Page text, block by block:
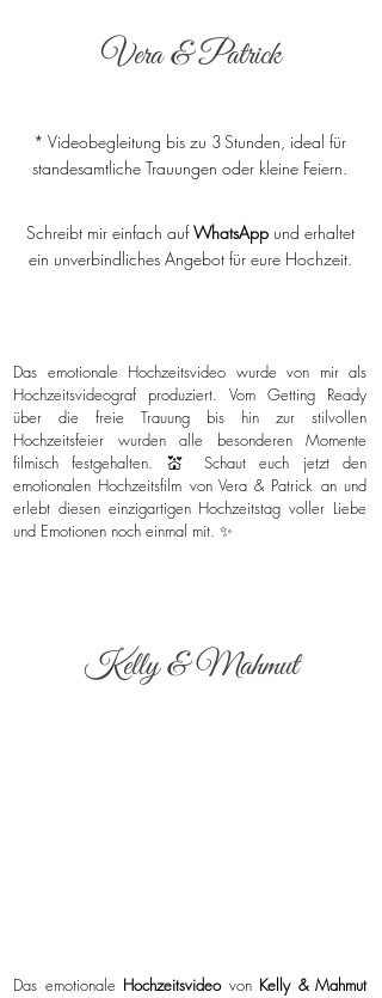
Vera & Patrick
* Videobegleitung bis zu 3 Stunden, ideal für
standesamtliche Trauungen oder kleine Feiern.
Schreibt mir einfach aufWhatsAppund erhaltet
ein unverbindliches Angebot für eure Hochzeit.
Das emotionale Hochzeitsvideo wurde von mir als
Hochzeitsvideograf produziert. Vom Getting Ready
über die freie Trauung bis hin zur stilvollen
Hochzeitsfeier wurden alle besonderen Momente
filmisch festgehalten. 💒 Schaut euch jetzt den
emotionalen Hochzeitsfilm von Vera & Patrick an und
erlebt diesen einzigartigen Hochzeitstag voller Liebe
und Emotionen noch einmal mit. ✨
Kelly & Mahmut
Das emotionale Hochzeitsvideovon Kelly & Mahmut